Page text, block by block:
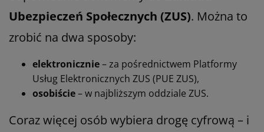
Ubezpieczeń Społecznych (ZUS). Można to
zrobić na dwa sposoby:
elektronicznie– za pośrednictwem Platformy
Usług Elektronicznych ZUS (PUE ZUS),
osobiście– w najbliższym oddziale ZUS.
Coraz więcej osób wybiera drogę cyfrową – i